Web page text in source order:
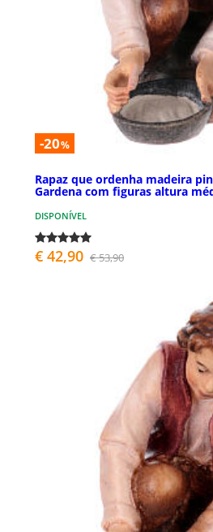
-20%
Rapaz que ordenha madeira
Gardena com figuras altura
DISPONÍVEL
€ 42,90 € 53,90